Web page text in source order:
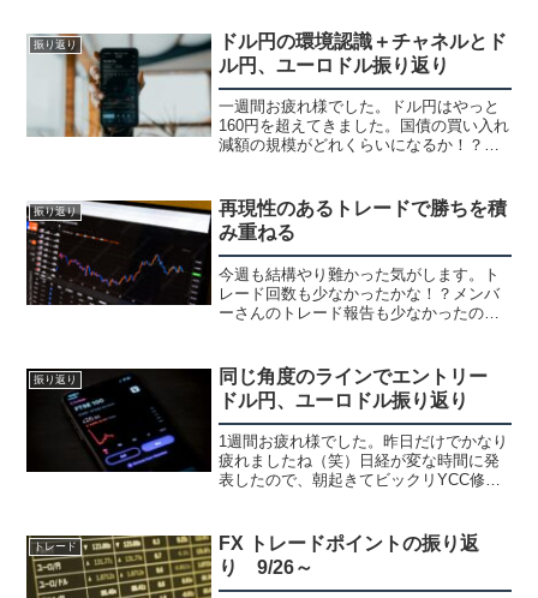
ら手前で下がってしまいました。それで
はドル円を振...
振り返り
ドル円の環境認識＋チャネルとド
ル円、ユーロドル振り返り
一週間お疲れ様でした。ドル円はやっと
160円を超えてきました。国債の買い入れ
減額の規模がどれくらいになるか！？イ
入も前回、イエレンさんに怒られたしや
っても時間稼ぎにしか...
振り返り
再現性のあるトレードで勝ちを積
み重ねる
今週も結構やり難かった気がします。ト
レード回数も少なかったかな！？メンバ
ーさんのトレード報告も少なかったので
バーが集まっているので全く同じトレー
ドになる事は珍しくないで...
振り返り
同じ角度のラインでエントリー
ドル円、ユーロドル振り返り
1週間お疲れ様でした。昨日だけでかなり
疲れましたね（笑）日経が変な時間に発
表したので、朝起きてビックリYCC修正
利上げだと思うので全戻しには少し違和
感ありま...
トレード
FX トレードポイントの振り返
り 9/26～